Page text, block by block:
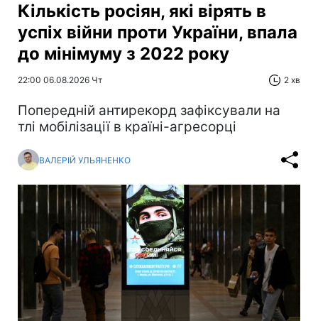
Кількість росіян, які вірять в
успіх війни проти України, впала
до мінімуму з 2022 року
22:00 06.08.2026 Чт 2 хв
Попередній антирекорд зафіксували на
тлі мобілізації в країні-агресорці
ВАЛЕРІЙ УЛЬЯНЕНКО